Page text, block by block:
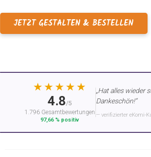
JETZT GESTALTEN & BESTELLEN
★★★★★
4.8/5
1.796 Gesamtbewertungen
97,66 % positiv
„Hat alles wieder
Dankeschön!“
— verifizierter